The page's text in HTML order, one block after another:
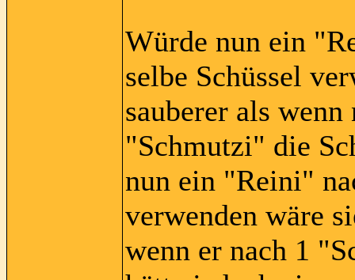
Würde nun ein
selbe Schüssel
sauberer als
"Schmutzi" die
nun ein "Reini"
verwenden wäre
wenn er nach 1